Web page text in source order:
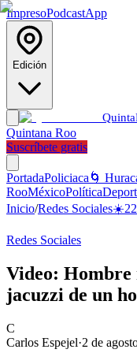
ImpresoPodcastApp
Edición
Quinta
Quintana Roo
Suscríbete gratis
PortadaPoliciaca 🌀
RooMéxicoPolítica
Inicio/Redes Sociales☀️22
Redes Sociales
Video: Hombre
jacuzzi de un
C
Carlos Espejel·2 de